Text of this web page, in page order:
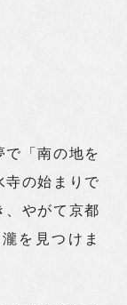
で「南の地を
寺の始まりで
、やがて京都
を見つけま